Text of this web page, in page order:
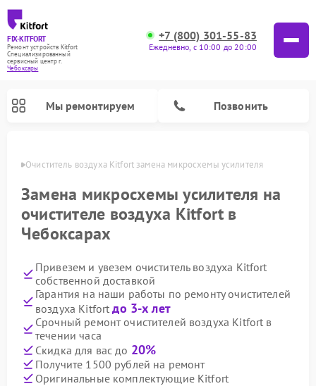
FIX-KITFORT
Ремонт устройств Kitfort
Специализированный
cервисный центр г.
Чебоксары
+7 (800) 301-55-83
Ежедневно, с 10:00 до 20:00
Мы ремонтируем Позвонить
Очиститель воздуха Kitfort замена микросхемы усилителя
Замена микросхемы усилителя на
очистителе воздуха Kitfort в
Чебоксарах
Привезем и увезем очиститель воздуха Kitfort
собственной доставкой
Гарантия на наши работы по ремонту очистителей
воздуха Kitfortдо 3-х лет
Срочный ремонт очистителей воздуха Kitfort в
течении часа
Скидка для вас до 20%
Получите 1500 рублей на ремонт
Оригинальные комплектующие Kitfort